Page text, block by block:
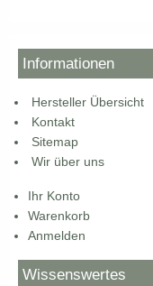
Informationen
Hersteller Übersicht
Kontakt
Sitemap
Wir über uns
Ihr Konto
Warenkorb
Anmelden
Wissenswertes